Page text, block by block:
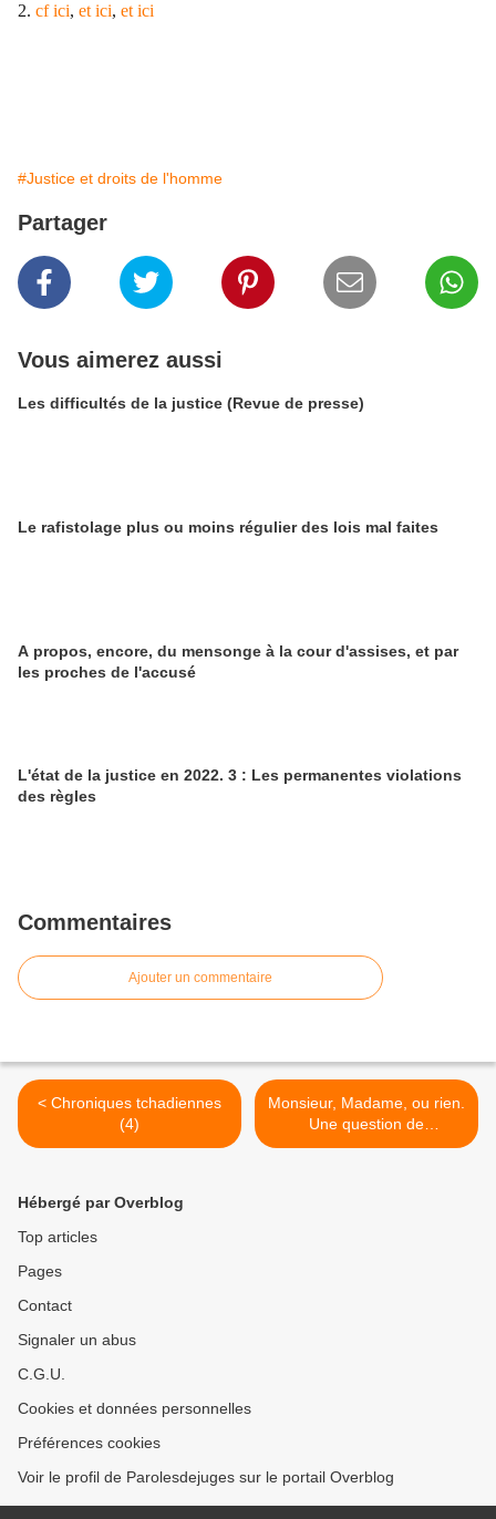
2. cf ici, et ici, et ici
#Justice et droits de l'homme
Partager
Vous aimerez aussi
Les difficultés de la justice (Revue de presse)
Le rafistolage plus ou moins régulier des lois mal faites
A propos, encore, du mensonge à la cour d'assises, et par
les proches de l'accusé
L'état de la justice en 2022. 3 : Les permanentes violations
des règles
Commentaires
Ajouter un commentaire
< Chroniques tchadiennes
(4)
Monsieur, Madame, ou rien.
Une question de
déontologie ? >
Hébergé par Overblog
Top articles
Pages
Contact
Signaler un abus
C.G.U.
Cookies et données personnelles
Préférences cookies
Voir le profil de Parolesdejuges sur le portail Overblog